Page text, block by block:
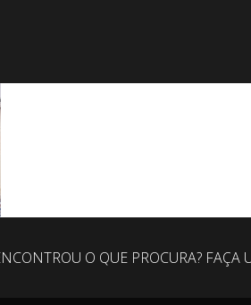
O QUE PROCURA? FAÇA